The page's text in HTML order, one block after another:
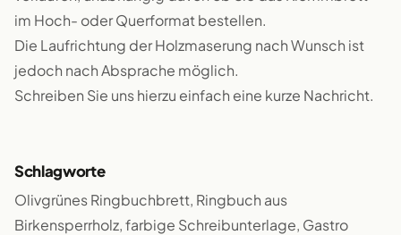
im Hoch- oder Querformat bestellen.
Die Laufrichtung der Holzmaserung nach Wunsch ist
jedoch nach Absprache möglich.
Schreiben Sie uns hierzu einfach eine kurze Nachricht.
Schlagworte
Olivgrünes Ringbuchbrett, Ringbuch aus
Birkensperrholz, farbige Schreibunterlage, Gastro